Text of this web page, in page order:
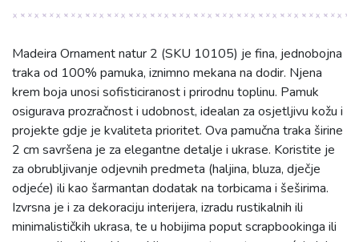
Madeira Ornament natur 2 (SKU 10105) je fina, jednobojna
traka od 100% pamuka, iznimno mekana na dodir. Njena
krem boja unosi sofisticiranost i prirodnu toplinu. Pamuk
osigurava prozračnost i udobnost, idealan za osjetljivu kožu i
projekte gdje je kvaliteta prioritet. Ova pamučna traka širine
2 cm savršena je za elegantne detalje i ukrase. Koristite je
za obrubljivanje odjevnih predmeta (haljina, bluza, dječje
odjeće) ili kao šarmantan dodatak na torbicama i šeširima.
Izvrsna je i za dekoraciju interijera, izradu rustikalnih ili
minimalističkih ukrasa, te u hobijima poput scrapbookinga ili